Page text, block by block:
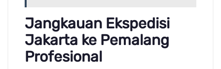
Jangkauan Ekspedisi
Jakarta ke Pemalang
Profesional